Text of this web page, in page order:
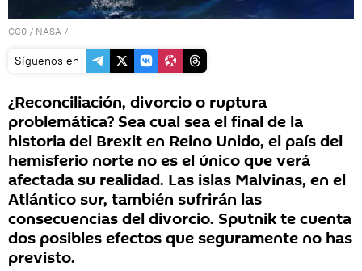
CC0 / NASA /
Síguenos en
¿Reconciliación, divorcio o ruptura
problemática? Sea cual sea el final de la
historia del Brexit en Reino Unido, el país del
hemisferio norte no es el único que verá
afectada su realidad. Las islas Malvinas, en el
Atlántico sur, también sufrirán las
consecuencias del divorcio. Sputnik te cuenta
dos posibles efectos que seguramente no has
previsto.